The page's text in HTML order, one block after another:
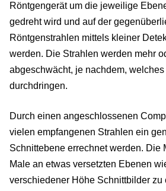
Röntgengerät um die jeweilige
gedreht wird und auf der
Röntgenstrahlen mittels kleiner
werden. Die Strahlen werden mehr
abgeschwächt, je nachdem,
durchdringen.
Durch einen angeschlossenen
vielen empfangenen Strahlen ein
Schnittebene errechnet werden. Die
Male an etwas versetzten Ebenen
verschiedener Höhe Schnittbilder zu